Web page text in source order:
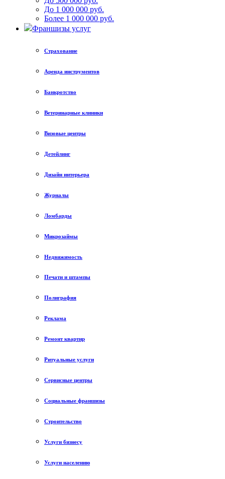
До 1 000 000 руб.
Более 1 000 000 руб.
Франшизы услуг
Страхование
Аренда инструментов
Банкротство
Ветеринарные клиники
Визовые центры
Детейлинг
Дизайн интерьера
Журналы
Ломбарды
Микрозаймы
Недвижимость
Печати и штампы
Полиграфия
Реклама
Ремонт квартир
Ритуальные услуги
Сервисные центры
Социальные франшизы
Строительство
Услуги бизнесу
Услуги населению